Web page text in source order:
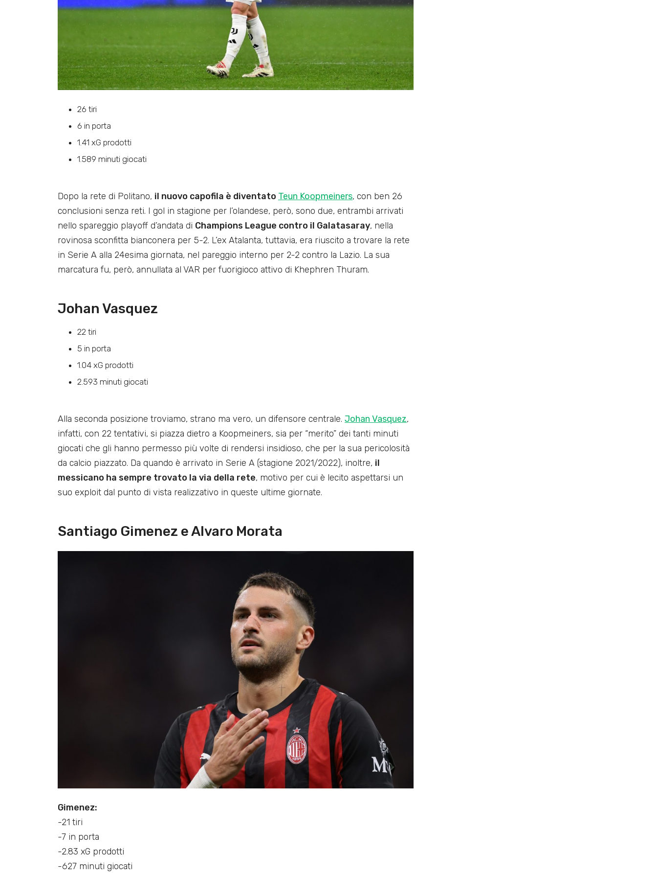
26 tiri
6 in porta
1.41 xG prodotti
1.589 minuti giocati
Dopo la rete di Politano, il nuovo capofila è diventato Teun Koopmeiners, con ben 26
conclusioni senza reti. I gol in stagione per l’olandese, però, sono due, entrambi arrivati
nello spareggio playoff d’andata di Champions League contro il Galatasaray, nella
rovinosa sconfitta bianconera per 5-2. L’ex Atalanta, tuttavia, era riuscito a trovare la rete
in Serie A alla 24esima giornata, nel pareggio interno per 2-2 contro la Lazio. La sua
marcatura fu, però, annullata al VAR per fuorigioco attivo di Khephren Thuram.
Johan Vasquez
22 tiri
5 in porta
1.04 xG prodotti
2.593 minuti giocati
Alla seconda posizione troviamo, strano ma vero, un difensore centrale. Johan Vasquez,
infatti, con 22 tentativi, si piazza dietro a Koopmeiners, sia per “merito” dei tanti minuti
giocati che gli hanno permesso più volte di rendersi insidioso, che per la sua pericolosità
da calcio piazzato. Da quando è arrivato in Serie A (stagione 2021/2022), inoltre, il
messicano ha sempre trovato la via della rete, motivo per cui è lecito aspettarsi un
suo exploit dal punto di vista realizzativo in queste ultime giornate.
Santiago Gimenez e Alvaro Morata
Gimenez:
-21 tiri
-7 in porta
-2.83 xG prodotti
-627 minuti giocati